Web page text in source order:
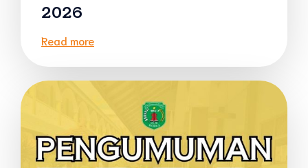
2026
Read more